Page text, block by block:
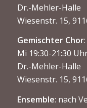
Dr.-Mehler-Halle
Wiesenstr. 15,
Gemischter Chor:
Mi 19:30-21:30
Dr.-Mehler-Halle
Wiesenstr. 15,
Ensemble: nach